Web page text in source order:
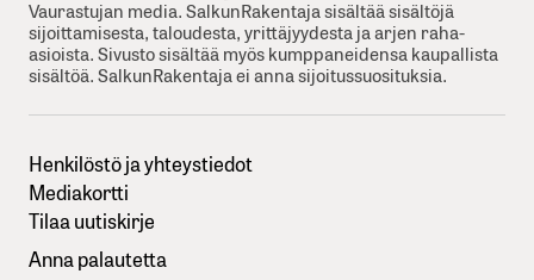
Vaurastujan media. SalkunRakentaja sisältää sisältöjä
sijoittamisesta, taloudesta, yrittäjyydesta ja arjen raha-
asioista. Sivusto sisältää myös kumppaneidensa kaupallista
sisältöä. SalkunRakentaja ei anna sijoitussuosituksia.
Henkilöstö ja yhteystiedot
Mediakortti
Tilaa uutiskirje
Anna palautetta